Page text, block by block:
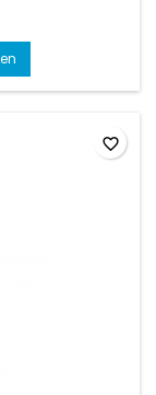
favorite_border